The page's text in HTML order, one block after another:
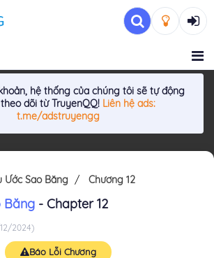
hệ thống của chúng tôi sẽ tự động
dõi từ TruyenQQ! Liên hệ ads:
t.me/adstruyengg
Ước Sao Băng Chương 12
Băng - Chapter 12
2024)
Báo Lỗi Chương